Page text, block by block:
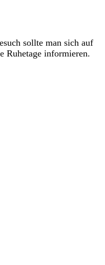
sollte man sich auf
Ruhetage informieren.